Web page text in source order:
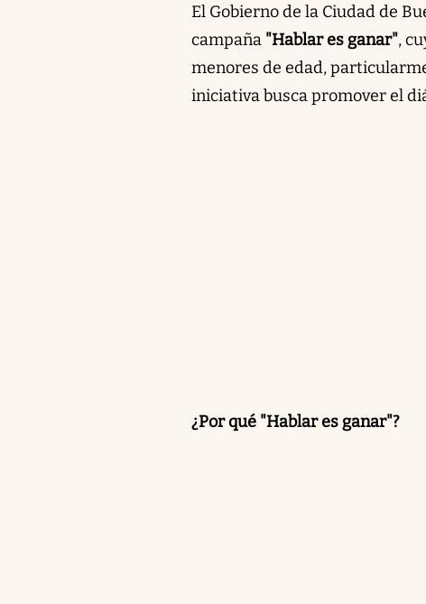
El Gobierno de la Ciudad de
campaña "Hablar es ganar",
menores de edad,
iniciativa busca promover el
¿Por qué "Hablar es ganar"?